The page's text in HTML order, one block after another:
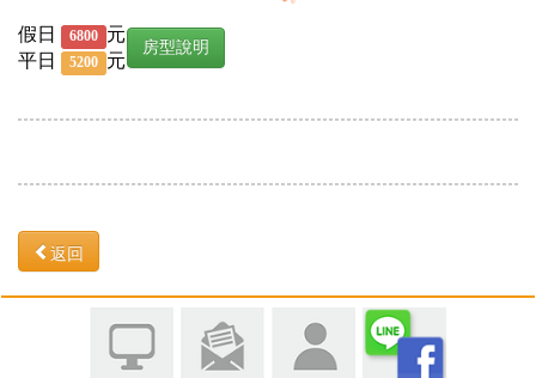
假日 6800 元
平日
5200 元
房型說明
返回